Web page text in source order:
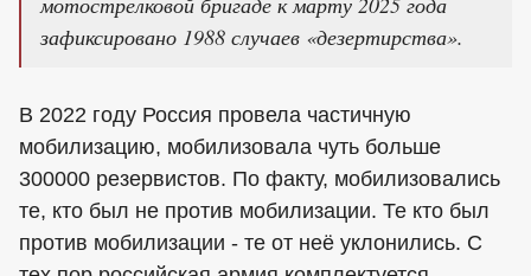
зафиксировано 1988 случаев «дезертирства».
В 2022 году Россия провела частичную
мобилизацию, мобилизовала чуть больше
300000 резервистов. По факту, мобилизовались
те, кто был не против мобилизации. Те кто был
против мобилизации - те от неё уклонились. С